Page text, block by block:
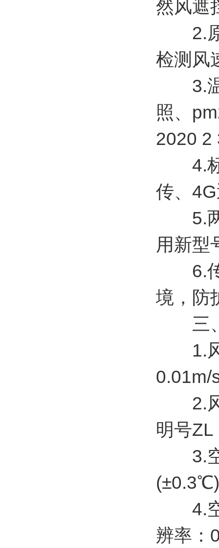
然风遮
2.原
检测风
3.温
照、
2020
4.标
传、
5.两
用新型
6.传
境，防
三、
1.风
0.01m/
2.风
明号
3.空
4.空
辨率：